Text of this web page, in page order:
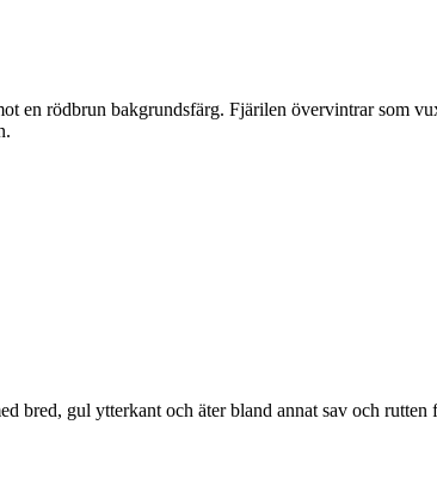
en rödbrun bakgrundsfärg. Fjärilen övervintrar som
bred, gul ytterkant och äter bland annat sav och